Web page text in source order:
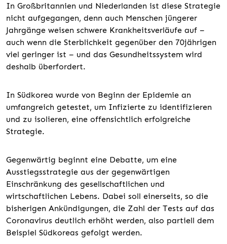
In Großbritannien und Niederlanden ist diese Strategie
nicht aufgegangen, denn auch Menschen jüngerer
Jahrgänge weisen schwere Krankheitsverläufe auf –
auch wenn die Sterblichkeit gegenüber den 70jährigen
viel geringer ist – und das Gesundheitssystem wird
deshalb überfordert.
In Südkorea wurde von Beginn der Epidemie an
umfangreich getestet, um Infizierte zu identifizieren
und zu isolieren, eine offensichtlich erfolgreiche
Strategie.
Gegenwärtig beginnt eine Debatte, um eine
Ausstiegsstrategie aus der gegenwärtigen
Einschränkung des gesellschaftlichen und
wirtschaftlichen Lebens. Dabei soll einerseits, so die
bisherigen Ankündigungen, die Zahl der Tests auf das
Coronavirus deutlich erhöht werden, also partiell dem
Beispiel Südkoreas gefolgt werden.